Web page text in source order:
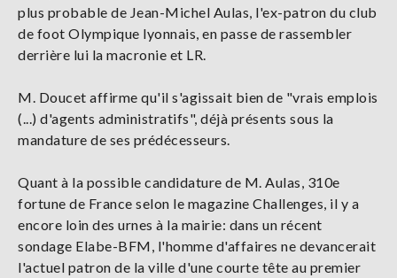
plus probable de Jean-Michel Aulas, l'ex-patron du club
de foot Olympique lyonnais, en passe de rassembler
derrière lui la macronie et LR.
M. Doucet affirme qu'il s'agissait bien de "vrais emplois
(...) d'agents administratifs", déjà présents sous la
mandature de ses prédécesseurs.
Quant à la possible candidature de M. Aulas, 310e
fortune de France selon le magazine Challenges, il y a
encore loin des urnes à la mairie: dans un récent
sondage Elabe-BFM, l'homme d'affaires ne devancerait
l'actuel patron de la ville d'une courte tête au premier